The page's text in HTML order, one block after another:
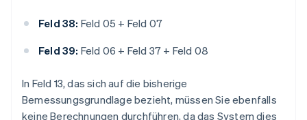
Feld 38: Feld 05 + Feld 07
Feld 39: Feld 06 + Feld 37 + Feld 08
In Feld 13, das sich auf die bisherige
Bemessungsgrundlage bezieht, müssen Sie ebenfalls
keine Berechnungen durchführen, da das System dies